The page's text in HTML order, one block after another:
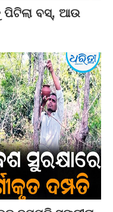
ପିଟିଲା ବସ୍‌, ଆଉ